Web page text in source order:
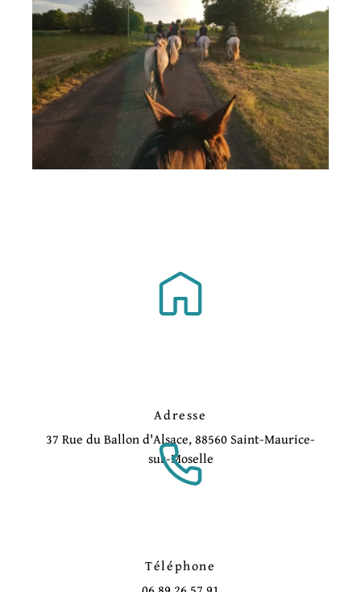
Adresse
37 Rue du Ballon d'Alsace, 88560 Saint-Maurice-
sur-Moselle
Téléphone